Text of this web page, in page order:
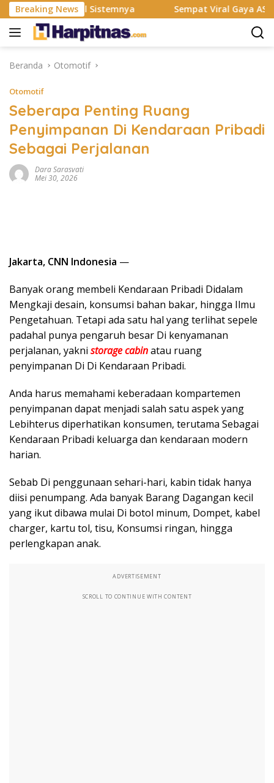
Langsung
ke
konten
Breaking News
Total Sistemnya Sempat Viral Gaya ASI Bubuk,
Beranda Otomotif
Otomotif
Seberapa Penting Ruang
Penyimpanan Di Kendaraan Pribadi
Sebagai Perjalanan
Dara Sarasvati
Mei 30, 2026
Jakarta, CNN Indonesia —
Banyak orang membeli Kendaraan Pribadi Didalam
Mengkaji desain, konsumsi bahan bakar, hingga Ilmu
Pengetahuan. Tetapi ada satu hal yang terlihat sepele
padahal punya pengaruh besar Di kenyamanan
perjalanan, yakni storage cabinatau ruang
penyimpanan Di Di Kendaraan Pribadi.
Anda harus memahami keberadaan kompartemen
penyimpanan dapat menjadi salah satu aspek yang
Lebihterus diperhatikan konsumen, terutama Sebagai
Kendaraan Pribadi keluarga dan kendaraan modern
harian.
Sebab Di penggunaan sehari-hari, kabin tidak hanya
diisi penumpang. Ada banyak Barang Dagangan kecil
yang ikut dibawa mulai Di botol minum, Dompet, kabel
charger, kartu tol, tisu, Konsumsi ringan, hingga
perlengkapan anak.
ADVERTISEMENT
SCROLL TO CONTINUE WITH CONTENT